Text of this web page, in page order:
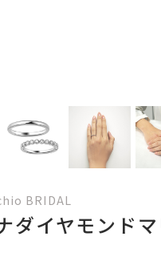
BRIDAL
ダイヤモンド